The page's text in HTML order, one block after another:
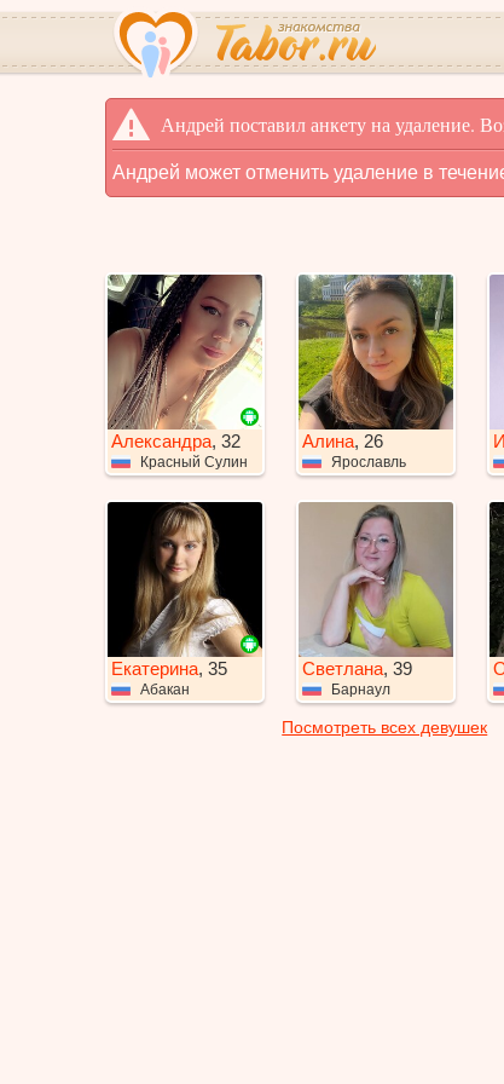
Андрей поставил анкету на удаление.
Андрей может отменить удаление в
Александра, 32
Красный Сулин
Алина, 26
Ярославль
Екатерина, 35
Абакан
Светлана, 39
Барнаул
Посмотреть всех девушек